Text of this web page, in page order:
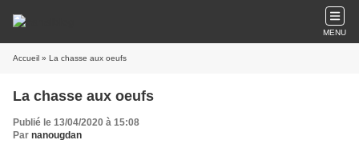
MENU
Accueil » La chasse aux oeufs
La chasse aux oeufs
Publié le 13/04/2020 à 15:08
Par nanougdan